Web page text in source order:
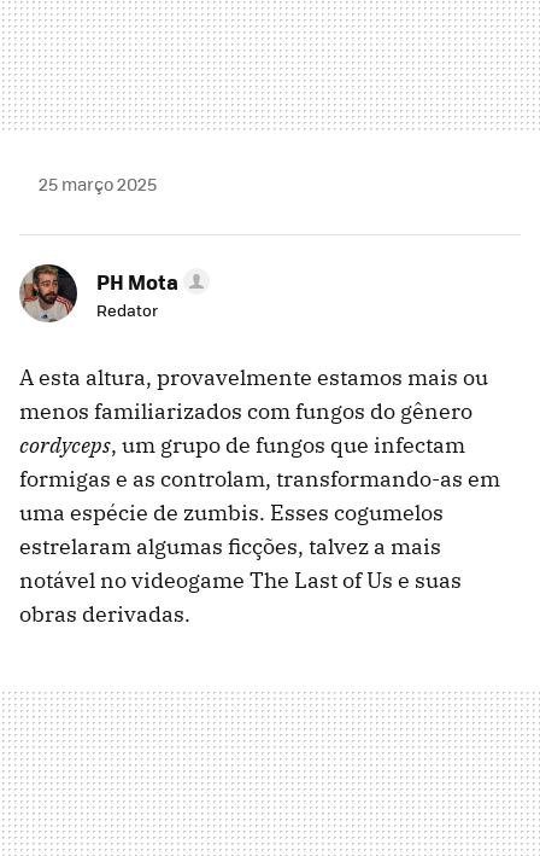
25 março 2025
PH Mota
Redator
A esta altura, provavelmente estamos mais ou
menos familiarizados com fungos do gênero
cordyceps, um grupo de fungos que infectam
formigas e as controlam, transformando-as em
uma espécie de zumbis. Esses cogumelos
estrelaram algumas ficções, talvez a mais
notável no videogame The Last of Us e suas
obras derivadas.